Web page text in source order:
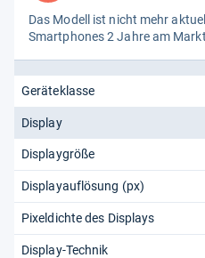
Das Modell ist nicht mehr
Smart­pho­nes 2 Jahre am
Geräteklasse
Display
Displaygröße
Displayauflösung (px)
Pixeldichte des Displays
Display-Technik